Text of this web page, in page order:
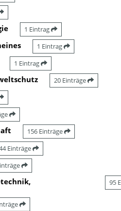
1 Eintrag
1 Eintrag
1 Eintrag
20 Einträge
156 Einträge
Einträge
95